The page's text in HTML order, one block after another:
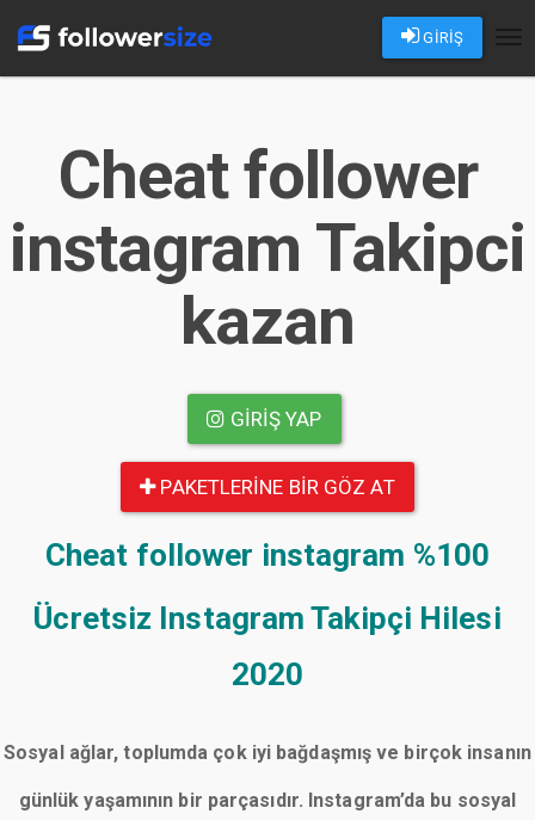
GİRİŞ
Cheat follower
instagram Takipci
kazan
GIRIŞ YAP
PAKETLERINE BIR GÖZ AT
Cheat follower instagram %100
Ücretsiz Instagram Takipçi Hilesi
2020
Sosyal ağlar, toplumda çok iyi bağdaşmış ve birçok insanın
günlük yaşamının bir parçasıdır. Instagram’da bu sosyal